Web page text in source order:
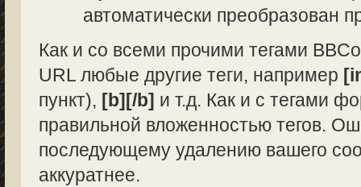
автоматически преобразован
Как и со всеми прочими тегами
URL любые другие теги, например
пункт), [b][/b] и т.д. Как и с тегами
правильной вложенностью тегов.
последующему удалению вашего
аккуратнее.